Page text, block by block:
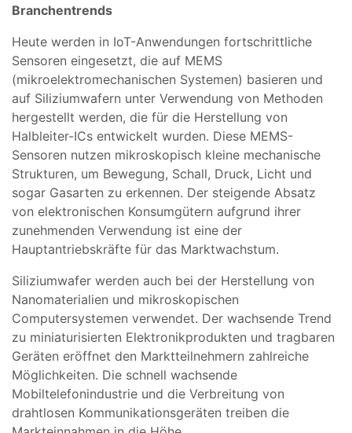
Branchentrends
Heute werden in IoT-Anwendungen fortschrittliche
Sensoren eingesetzt, die auf MEMS
(mikroelektromechanischen Systemen) basieren und
auf Siliziumwafern unter Verwendung von Methoden
hergestellt werden, die für die Herstellung von
Halbleiter-ICs entwickelt wurden. Diese MEMS-
Sensoren nutzen mikroskopisch kleine mechanische
Strukturen, um Bewegung, Schall, Druck, Licht und
sogar Gasarten zu erkennen. Der steigende Absatz
von elektronischen Konsumgütern aufgrund ihrer
zunehmenden Verwendung ist eine der
Hauptantriebskräfte für das Marktwachstum.
Siliziumwafer werden auch bei der Herstellung von
Nanomaterialien und mikroskopischen
Computersystemen verwendet. Der wachsende Trend
zu miniaturisierten Elektronikprodukten und tragbaren
Geräten eröffnet den Marktteilnehmern zahlreiche
Möglichkeiten. Die schnell wachsende
Mobiltelefonindustrie und die Verbreitung von
drahtlosen Kommunikationsgeräten treiben die